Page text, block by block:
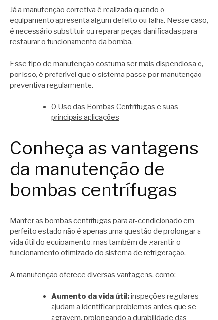
Já a manutenção corretiva é realizada quando o
equipamento apresenta algum defeito ou falha. Nesse caso,
é necessário substituir ou reparar peças danificadas para
restaurar o funcionamento da bomba.
Esse tipo de manutenção costuma ser mais dispendiosa e,
por isso, é preferível que o sistema passe por manutenção
preventiva regularmente.
O Uso das Bombas Centrífugas e suas
principais aplicações
Conheça as vantagens
da manutenção de
bombas centrífugas
Manter as bombas centrífugas para ar-condicionado em
perfeito estado não é apenas uma questão de prolongar a
vida útil do equipamento, mas também de garantir o
funcionamento otimizado do sistema de refrigeração.
A manutenção oferece diversas vantagens, como:
Aumento da vida útil:inspeções regulares
ajudam a identificar problemas antes que se
agravem, prolongando a durabilidade das